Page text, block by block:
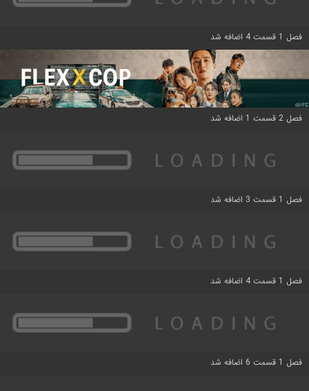
فصل 1 قسمت 4 اضافه شد
فصل 2 قسمت 1 اضافه شد
فصل 1 قسمت 3 اضافه شد
فصل 1 قسمت 4 اضافه شد
فصل 1 قسمت 6 اضافه شد